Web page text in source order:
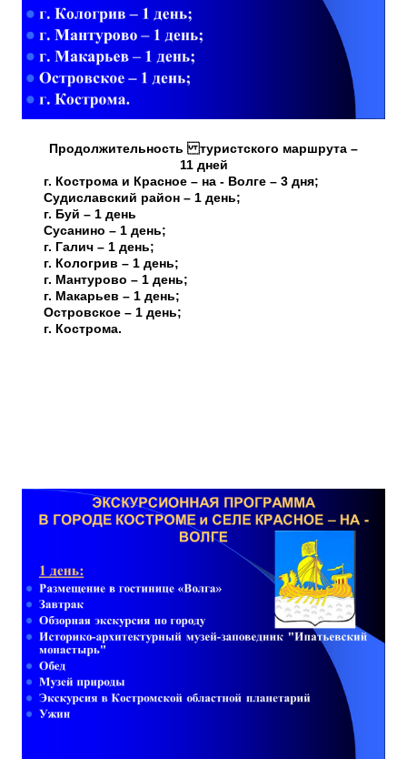
Продолжительность туристского маршрута –
11 дней
г. Кострома и Красное – на - Волге – 3 дня;
Судиславский район – 1 день;
г. Буй – 1 день
Сусанино – 1 день;
г. Галич – 1 день;
г. Кологрив – 1 день;
г. Мантурово – 1 день;
г. Макарьев – 1 день;
Островское – 1 день;
г. Кострома.